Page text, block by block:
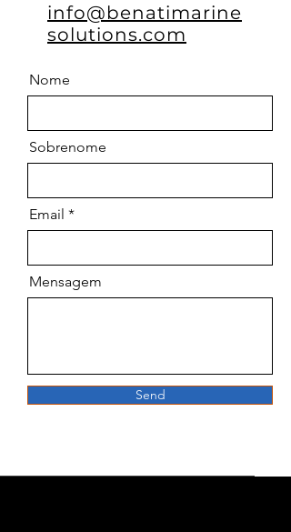
info@benatimarine
solutions.com
Nome
Sobrenome
Email
Mensagem
Send